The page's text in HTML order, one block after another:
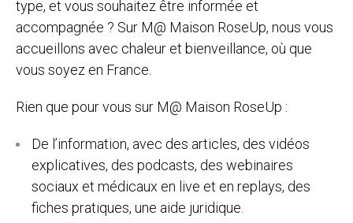
type, et vous souhaitez être informée et
accompagnée ? Sur M@ Maison RoseUp, nous vous
accueillons avec chaleur et bienveillance, où que
vous soyez en France.
Rien que pour vous sur M@ Maison RoseUp :
De l’information, avec des articles, des vidéos
explicatives, des podcasts, des webinaires
sociaux et médicaux en live et en replays, des
fiches pratiques, une aide juridique.